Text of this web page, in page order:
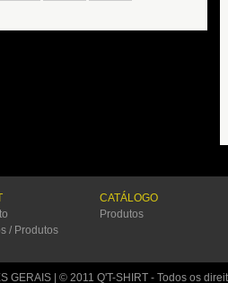
/ Produtos
CATÁLOGO
Produtos
GERAIS | © 2011 Q'T-SHIRT - Todos os